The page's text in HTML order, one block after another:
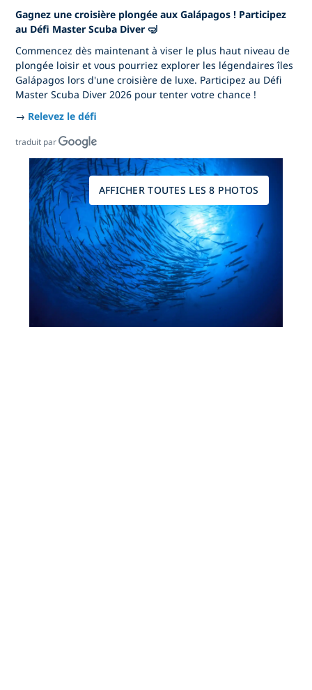
Gagnez une croisière plongée aux Galápagos ! Participez
au Défi Master Scuba Diver 🤿
Commencez dès maintenant à viser le plus haut niveau de
plongée loisir et vous pourriez explorer les légendaires îles
Galápagos lors d'une croisière de luxe. Participez au Défi
Master Scuba Diver 2026 pour tenter votre chance !
→ Relevez le défi
traduit par
AFFICHER TOUTES LES 8 PHOTOS